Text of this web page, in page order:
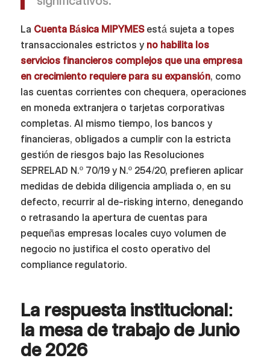
La Cuenta Básica MIPYMESestá sujeta a topes
transaccionales estrictos y no habilita los
servicios financieros complejos que una empresa
en crecimiento requiere para su expansión, como
las cuentas corrientes con chequera, operaciones
en moneda extranjera o tarjetas corporativas
completas. Al mismo tiempo, los bancos y
financieras, obligados a cumplir con la estricta
gestión de riesgos bajo las Resoluciones
SEPRELAD N.º 70/19 y N.º 254/20, prefieren aplicar
medidas de debida diligencia ampliada o, en su
defecto, recurrir al de-risking interno, denegando
o retrasando la apertura de cuentas para
pequeñas empresas locales cuyo volumen de
negocio no justifica el costo operativo del
compliance regulatorio.
La respuesta institucional:
la mesa de trabajo de Junio
de 2026